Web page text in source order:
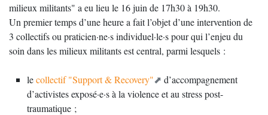
milieux militants" a eu lieu le 16 juin de 17h30 à 19h30.
Un premier temps d’une heure a fait l’objet d’une intervention de
3 collectifs ou praticien·ne·s individuel·le·s pour qui l’enjeu du
soin dans les milieux militants est central, parmi lesquels :
lecollectif "Support & Recovery"
d’accompagnement
d’activistes exposé·e·s à la violence et au stress post-
traumatique ;